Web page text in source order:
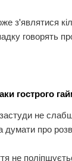
з'являтися
говорять
гострого
не
думати про
не